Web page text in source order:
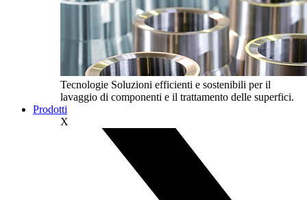
Tecnologie Soluzioni efficienti e sostenibili per il
lavaggio di componenti e il trattamento delle superfici.
Prodotti
X